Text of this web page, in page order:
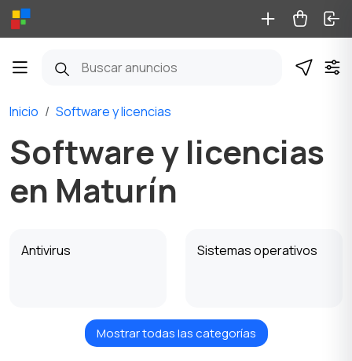
Inicio Software y licencias
Software y licencias
en Maturín
Antivirus Sistemas operativos
Software de oficina Gestión empresarial
Mostrar todas las categorías